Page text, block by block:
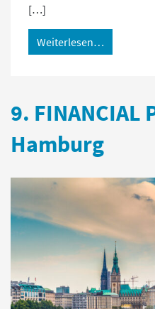
[…]
Weiterlesen…
9. FINANCIAL
Hamburg